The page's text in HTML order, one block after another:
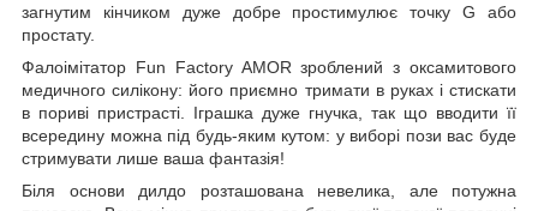
загнутим кінчиком дуже добре простимулює точку G або
простату.
Фалоімітатор Fun Factory AMOR зроблений з оксамитового
медичного силікону: його приємно тримати в руках і стискати
в пориві пристрасті. Іграшка дуже гнучка, так що вводити її
всередину можна під будь-яким кутом: у виборі пози вас буде
стримувати лише ваша фантазія!
Біля основи дилдо розташована невелика, але потужна